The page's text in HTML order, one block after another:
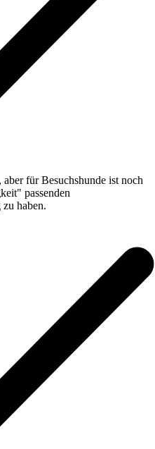
für Besuchshunde ist noch
passenden
haben.